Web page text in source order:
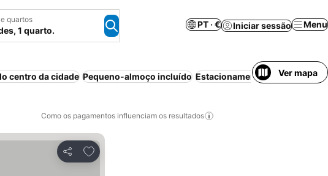
quartos
1 quarto.
PT · € Iniciar sessão Menu
centro da cidade Pequeno-almoço incluído Estacionamento Piscina Ar
Ver mapa
Como os pagamentos influenciam os resultados
Partilhar
Adicionar aos favoritos